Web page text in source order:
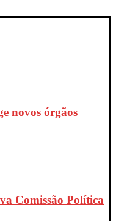
novos órgãos
Comissão Política